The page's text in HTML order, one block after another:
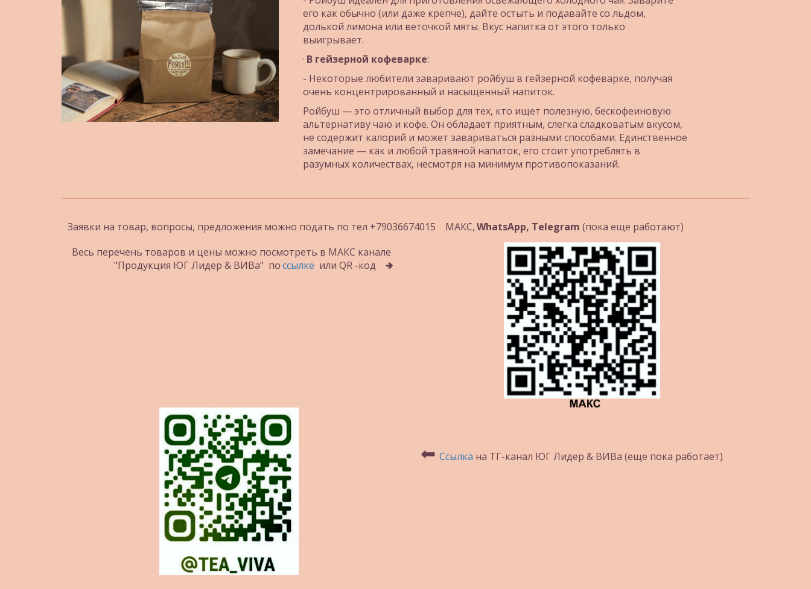
его как обычно (или даже крепче), дайте остыть и подавайте со льдом,
долькой лимона или веточкой мяты. Вкус напитка от этого только
выигрывает.
· В гейзерной кофеварке:
- Некоторые любители заваривают ройбуш в гейзерной кофеварке, получая
очень концентрированный и насыщенный напиток.
Ройбуш — это отличный выбор для тех, кто ищет полезную, бескофеиновую
альтернативу чаю и кофе. Он обладает приятным, слегка сладковатым вкусом,
не содержит калорий и может завариваться разными способами. Единственное
замечание — как и любой травяной напиток, его стоит употреблять в
разумных количествах, несмотря на минимум противопоказаний.
Заявки на товар, вопросы, предложения можно подать по тел +79036674015    МАКС, WhatsApp, Telegram (пока еще работают)
Весь перечень товаров и цены можно посмотреть в МАКС канале
"Продукция ЮГ Лидер & ВИВа"  по ссылке
  или QR -код    🢂
⬅ Ссылка на ТГ-канал ЮГ Лидер & ВИВа (еще пока работает)